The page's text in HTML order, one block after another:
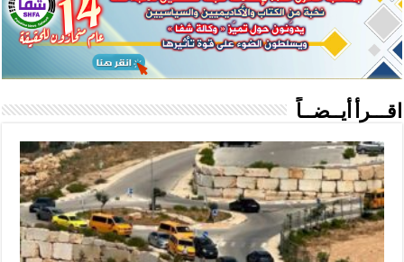
اقـــرأ أيــضــاً